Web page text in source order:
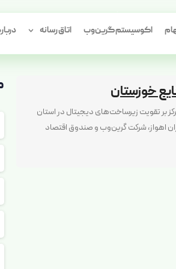
اکوسیستم گرین‌وب اتاق رسانه
گرین‌وب
خوزستان
بر تقویت زیرساخت‌های دیجیتال در استان
اهواز، شرکت گرین‌وب و صندوق اقتصاد